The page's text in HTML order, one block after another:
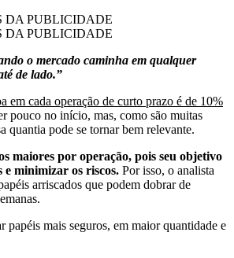
DA PUBLICIDADE
DA PUBLICIDADE
o mercado caminha em qualquer
de lado.”
em cada operação de curto prazo é de 10%
pouco no início, mas, como são muitas
quantia pode se tornar bem relevante.
maiores por operação, pois seu objetivo
e minimizar os riscos. Por isso, o analista
arriscados que podem dobrar de
papéis mais seguros, em maior quantidade e